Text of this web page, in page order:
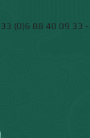
(0)6 88 40 09 33 -